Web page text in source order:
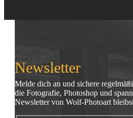
gewählt
Newsletter
Melde dich an und sichere
die Fotografie, Photoshop und
Newsletter von Wolf-Photoart